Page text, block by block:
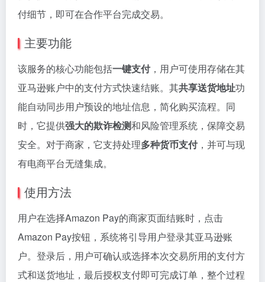
付细节，即可在合作平台完成交易。
主要功能
该服务的核心功能包括一键支付，用户可使用存储在其
亚马逊账户中的支付方式快速结账。其共享送货地址功
能自动同步用户预设的地址信息，简化购买流程。同
时，它提供强大的欺诈检测和风险管理系统，保障交易
安全。对于商家，它支持处理多种货币支付，并可与现
有电商平台无缝集成。
使用方法
用户在选择Amazon Pay的商家页面结账时，点击
Amazon Pay按钮，系统将引导用户登录其亚马逊账
户。登录后，用户可确认或选择本次交易所用的支付方
式和送货地址，最后授权支付即可完成订单，整个过程